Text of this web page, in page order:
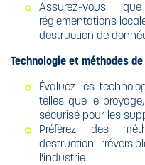
Assurez-vous
réglementations
destruction de
Technologie et méthodes
Évaluez les
telles que le
sécurisé pour les
Préférez des
destruction
l'industrie.